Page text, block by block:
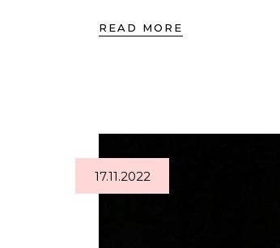
READ MORE
17.11.2022